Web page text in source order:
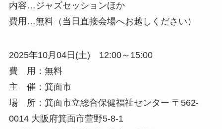
内容…ジャズセッションほか
費用…無料（当日直接会場へお越しください）
2025年10月04日(土) 12:00～15:00
費 用：無料
主 催：箕面市
場 所：箕面市立総合保健福祉センター 〒562-
0014 大阪府箕面市萱野5-8-1